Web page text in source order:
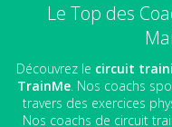
Le Top des
Découvrez le circuit
TrainMe. Nos coachs
travers des exercices
Nos coachs de circuit